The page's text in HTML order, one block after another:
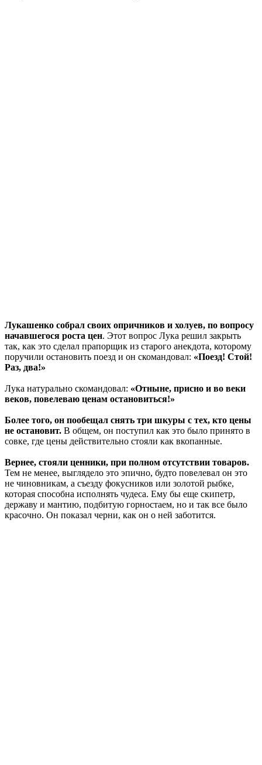
Лукашенко собрал своих опричников и холуев, по вопросу
начавшегося роста цен. Этот вопрос Лука решил закрыть
так, как это сделал прапорщик из старого анекдота, которому
поручили остановить поезд и он скомандовал: «Поезд! Стой!
Раз, два!»
Лука натурально скомандовал: «Отныне, присно и во веки
веков, повелеваю ценам остановиться!»
Более того, он пообещал снять три шкуры с тех, кто цены
не остановит. В общем, он поступил как это было принято в
совке, где цены действительно стояли как вкопанные.
Вернее, стояли ценники, при полном отсутствии товаров.
Тем не менее, выглядело это эпично, будто повелевал он это
не чиновникам, а съезду фокусников или золотой рыбке,
которая способна исполнять чудеса. Ему бы еще скипетр,
державу и мантию, подбитую горностаем, но и так все было
красочно. Он показал черни, как он о ней заботится.